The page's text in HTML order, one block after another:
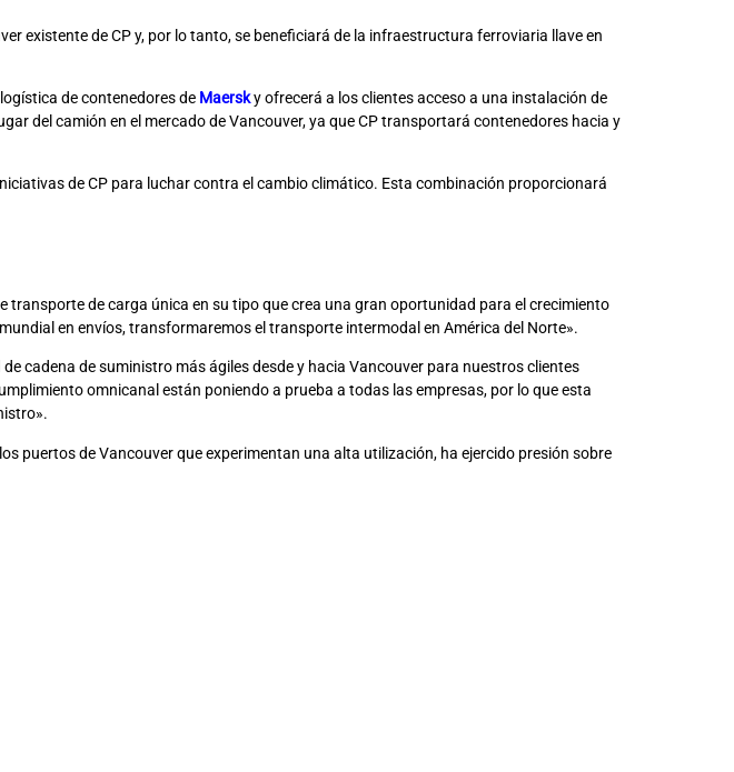
existente de CP y, por lo tanto, se beneficiará de la infraestructura ferroviaria llave en
de contenedores de Maersky ofrecerá a los clientes acceso a una instalación de
del camión en el mercado de Vancouver, ya que CP transportará contenedores hacia y
de CP para luchar contra el cambio climático. Esta combinación proporcionará
de carga única en su tipo que crea una gran oportunidad para el crecimiento
en envíos, transformaremos el transporte intermodal en América del Norte».
cadena de suministro más ágiles desde y hacia Vancouver para nuestros clientes
omnicanal están poniendo a prueba a todas las empresas, por lo que esta
puertos de Vancouver que experimentan una alta utilización, ha ejercido presión sobre